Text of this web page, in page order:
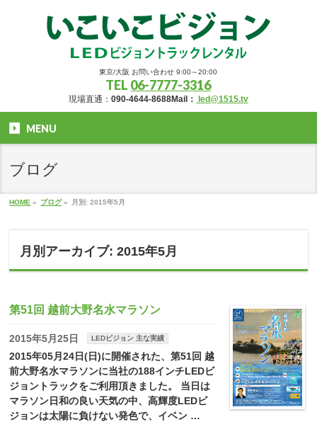
東京/大阪 お問い合わせ 9:00～20:00
TEL 06-7777-3316
現場直通： 090-4644-8688Mail： led@1515.tv
MENU
ブログ
HOME » ブログ» 月別: 2015年5月
月別アーカイブ: 2015年5月
第51回 越前大野名水マラソン
2015年5月25日 LEDビジョン 主な実績
2015年05月24日(日)に開催された、第51回 越
前大野名水マラソンに当社の188インチLEDビ
ジョントラックをご利用頂きました。 当日は
マラソン日和の良い天気の中、高輝度LEDビ
ジョンは太陽に負けない発色で、イベン …